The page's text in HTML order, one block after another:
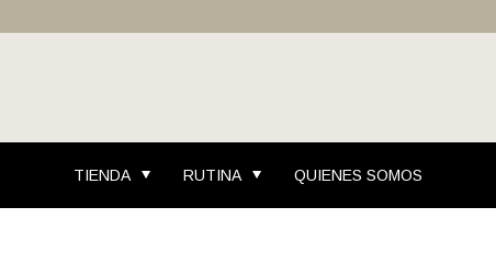
TIENDA RUTINA QUIENES SOMOS